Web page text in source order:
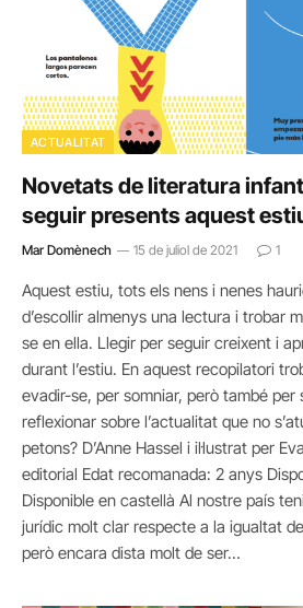
ACTUALITAT
Novetats de literatura
seguir presents aquest
Mar Domènech 15 de juliol de 2021 1
Aquest estiu, tots els nens i nenes
d’escollir almenys una lectura i trobar
se en ella. Llegir per seguir creixent i
durant l’estiu. En aquest recopilatori
evadir-se, per somniar, però també per
reflexionar sobre l’actualitat que no
petons? D’Anne Hassel i il·lustrat per
editorial Edat recomanada: 2 anys
Disponible en castellà Al nostre país
jurídic molt clar respecte a la igualtat
però encara dista molt de ser…